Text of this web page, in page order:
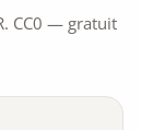
CC0 — gratuit